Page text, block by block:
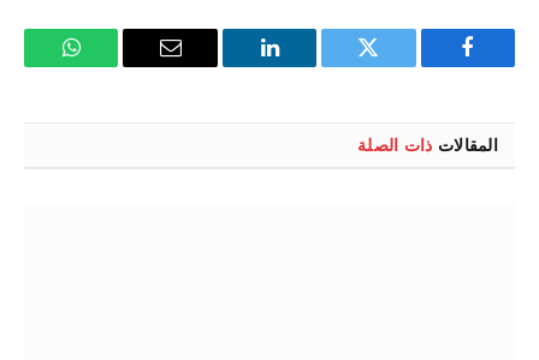
فيسبوك تويتر لينكدإن
البريد
واتساب
المقالات ذات الصلة